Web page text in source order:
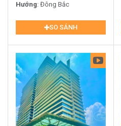
Khương, Phường 12, Quận 10
Hướng : Đông Bắc
SO SÁNH